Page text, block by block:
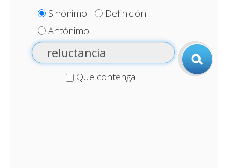
Sinónimo
Definición
Antónimo
Que contenga